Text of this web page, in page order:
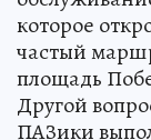
которое
частый
площадь
Другой
ПАЗики